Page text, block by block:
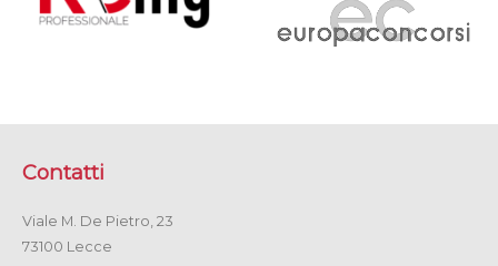
Contatti
Viale M. De Pietro, 23
73100 Lecce